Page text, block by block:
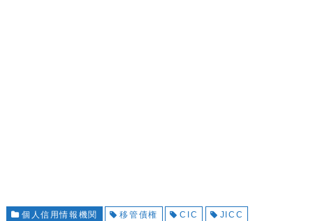
個人信用情報機関 移管債権 CIC JICC